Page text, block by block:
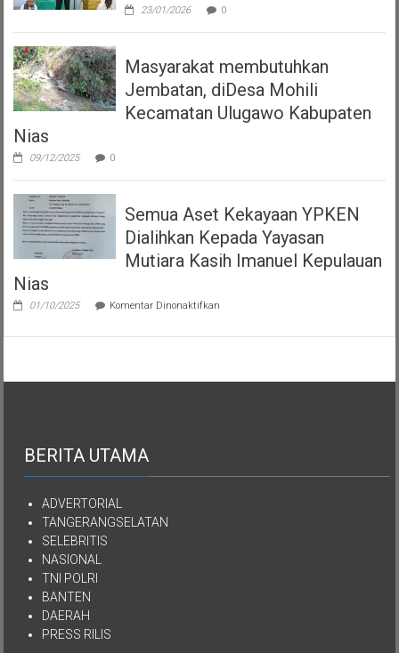
23/01/2026 0
Masyarakat membutuhkan
Jembatan, diDesa Mohili
Kecamatan Ulugawo Kabupaten
Nias
09/12/2025 0
Semua Aset Kekayaan YPKEN
Dialihkan Kepada Yayasan
Mutiara Kasih Imanuel Kepulauan
Nias
01/10/2025 Komentar Dinonaktifkan
BERITA UTAMA
ADVERTORIAL
TANGERANGSELATAN
SELEBRITIS
NASIONAL
TNI POLRI
BANTEN
DAERAH
PRESS RILIS